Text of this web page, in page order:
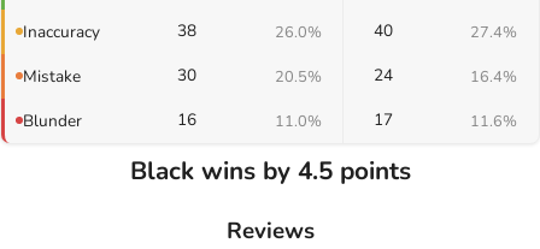
Inaccuracy 38 26.0% 40 27.4%
Mistake 30 20.5% 24 16.4%
Blunder 16 11.0% 17 11.6%
Black wins by 4.5 points
Reviews